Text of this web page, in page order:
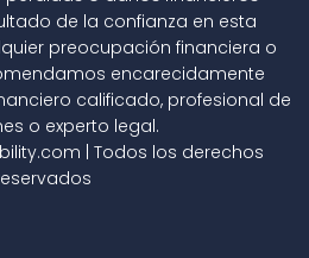
de la confianza en esta
preocupación financiera o
encarecidamente
calificado, profesional de
o experto legal.
| Todos los derechos